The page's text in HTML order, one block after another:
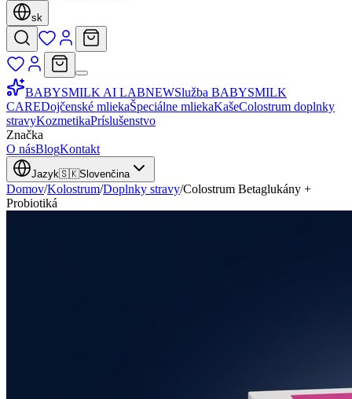
sk
BABYSMILK AI LABNEWSlužba BABYSMILK
CAREDojčenské mliekaŠpeciálne mliekaKašeColostrum doplnky
stravyKozmetikaPríslušenstvo
Značka
O násBlogKontakt
Jazyk🇸🇰Slovenčina
Domov/Kolostrum/Doplnky stravy/Colostrum Betaglukány +
Probiotiká